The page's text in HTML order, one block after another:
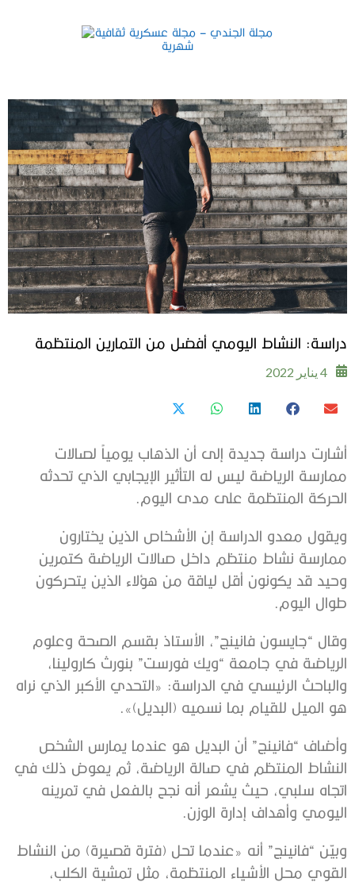
دراسة: النشاط اليومي أفضل من التمارين المنتظمة
4 يناير 2022
أشارت دراسة جديدة إلى أن الذهاب يومياً لصالات
ممارسة الرياضة ليس له التأثير الإيجابي الذي تحدثه
الحركة المنتظمة على مدى اليوم.
ويقول معدو الدراسة إن الأشخاص الذين يختارون
ممارسة نشاط منتظم داخل صالات الرياضة كتمرين
وحيد قد يكونون أقل لياقة من هؤلاء الذين يتحركون
طوال اليوم.
وقال “جايسون فانينج”، الأستاذ بقسم الصحة وعلوم
الرياضة في جامعة “ويك فورست” بنورث كارولينا،
والباحث الرئيسي في الدراسة: «التحدي الأكبر الذي نراه
هو الميل للقيام بما نسميه (البديل)».
وأضاف “فانينج” أن البديل هو عندما يمارس الشخص
النشاط المنتظم في صالة الرياضة، ثم يعوض ذلك في
اتجاه سلبي، حيث يشعر أنه نجح بالفعل في تمرينه
اليومي وأهداف إدارة الوزن.
وبيّن “فانينج” أنه «عندما تحل (فترة قصيرة) من النشاط
القوي محل الأشياء المنتظمة، مثل تمشية الكلب،